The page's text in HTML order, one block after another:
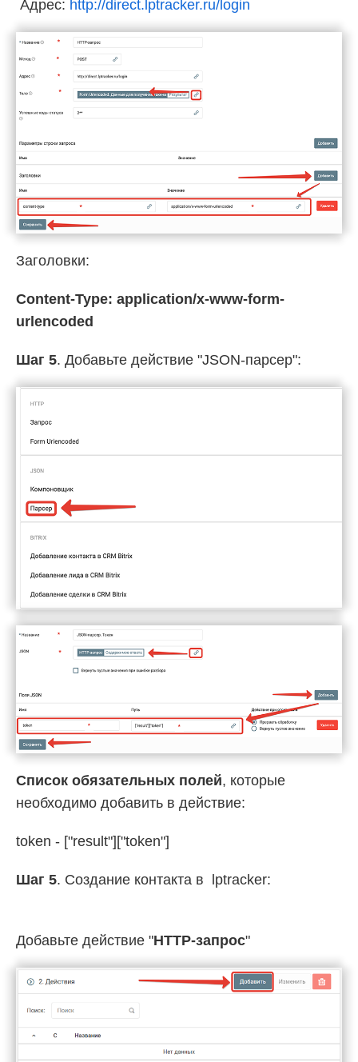
Адрес: http://direct.lptracker.ru/login
Заголовки:
Content-Type: application/x-www-form-
urlencoded
Шаг 5. Добавьте действие "JSON-парсер":
Список обязательных полей, которые
необходимо добавить в действие:
token - ["result"]["token"]
Шаг 5. Создание контакта в lptracker:
Добавьте действие "HTTP-запрос"